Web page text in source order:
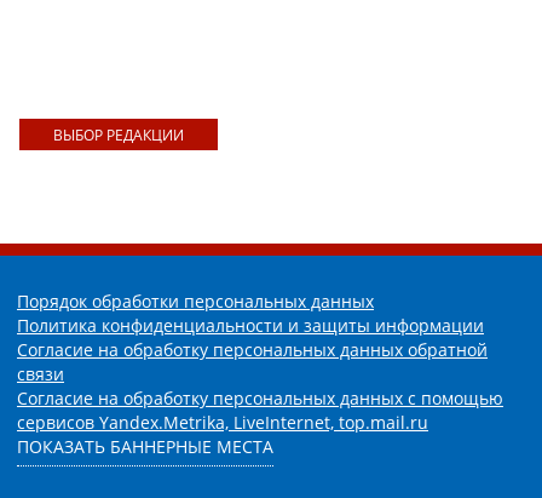
ВЫБОР РЕДАКЦИИ
Порядок обработки персональных данных
Политика конфиденциальности и защиты информации
Согласие на обработку персональных данных обратной
связи
Согласие на обработку персональных данных с помощью
сервисов Yandex.Metrika, LiveInternet, top.mail.ru
ПОКАЗАТЬ БАННЕРНЫЕ МЕСТА